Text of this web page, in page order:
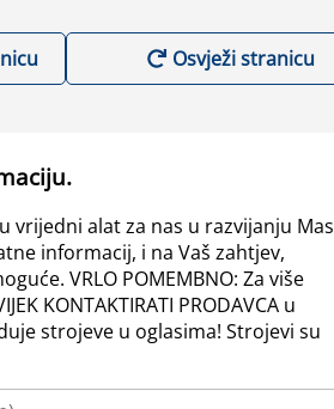
Osvježi stranicu
vrijedni alat za nas u razvijanju
informacij, i na Vaš zahtjev,
VRLO POMEMBNO: Za više
KONTAKTIRATI PRODAVCA u
strojeve u oglasima! Strojevi su